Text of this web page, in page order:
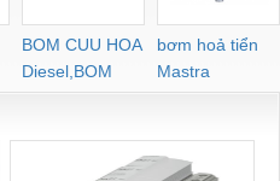
BOM CUU HOA
Diesel,BOM
CHUA CHAY
bơm hoả tiển
Mastra